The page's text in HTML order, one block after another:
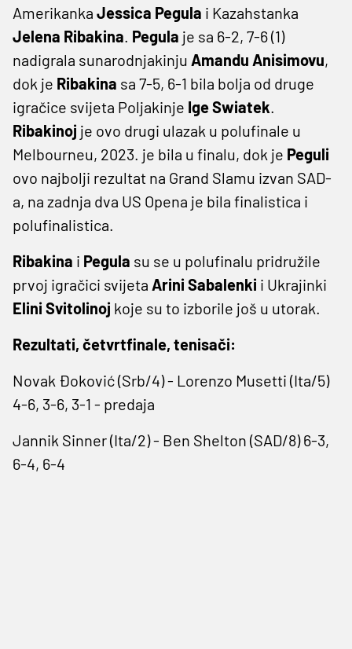
Amerikanka Jessica Pegula i Kazahstanka
Jelena Ribakina. Pegula je sa 6-2, 7-6 (1)
nadigrala sunarodnjakinju Amandu Anisimovu,
dok je Ribakina sa 7-5, 6-1 bila bolja od druge
igračice svijeta Poljakinje Ige Swiatek.
Ribakinoj je ovo drugi ulazak u polufinale u
Melbourneu, 2023. je bila u finalu, dok je Peguli
ovo najbolji rezultat na Grand Slamu izvan SAD-
a, na zadnja dva US Opena je bila finalistica i
polufinalistica.
Ribakina i Pegula su se u polufinalu pridružile
prvoj igračici svijeta Arini Sabalenki i Ukrajinki
Elini Svitolinoj koje su to izborile još u utorak.
Rezultati, četvrtfinale, tenisači:
Novak Đoković (Srb/4) - Lorenzo Musetti (Ita/5)
4-6, 3-6, 3-1 - predaja
Jannik Sinner (Ita/2) - Ben Shelton (SAD/8) 6-3,
6-4, 6-4